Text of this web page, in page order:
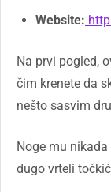
Website:
Na prvi pogled,
čim krenete da
nešto sasvim
Noge mu
dugo vrteli